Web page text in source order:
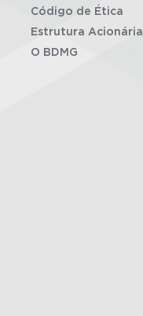
Código de Ética
Estrutura Acionária
O BDMG